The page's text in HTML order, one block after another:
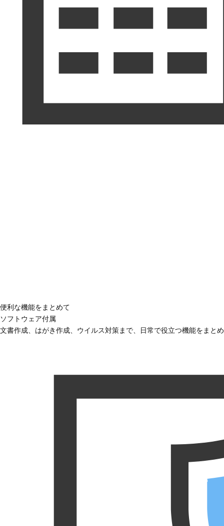
便利な機能をまとめて
ソフトウェア付属
文書作成、はがき作成、ウイルス対策まで、日常で役立つ機能をまと